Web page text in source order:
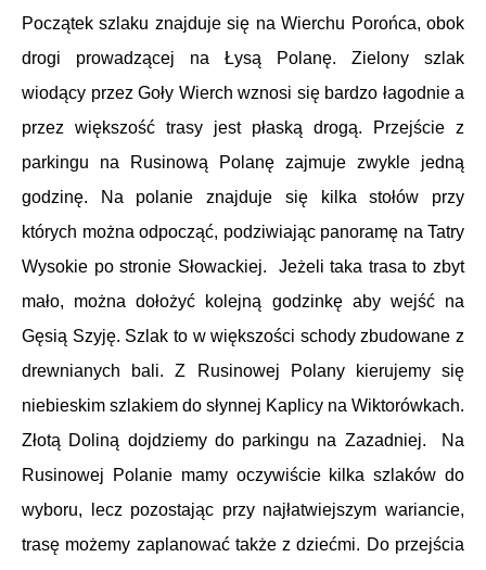
Początek szlaku znajduje się na Wierchu Porońca, obok
drogi prowadzącej na Łysą Polanę. Zielony szlak
wiodący przez Goły Wierch wznosi się bardzo łagodnie a
przez większość trasy jest płaską drogą. Przejście z
parkingu na Rusinową Polanę zajmuje zwykle jedną
godzinę. Na polanie znajduje się kilka stołów przy
których można odpocząć, podziwiając panoramę na Tatry
Wysokie po stronie Słowackiej. Jeżeli taka trasa to zbyt
mało, można dołożyć kolejną godzinkę aby wejść na
Gęsią Szyję. Szlak to w większości schody zbudowane z
drewnianych bali. Z Rusinowej Polany kierujemy się
niebieskim szlakiem do słynnej Kaplicy na Wiktorówkach.
Złotą Doliną dojdziemy do parkingu na Zazadniej. Na
Rusinowej Polanie mamy oczywiście kilka szlaków do
wyboru, lecz pozostając przy najłatwiejszym wariancie,
trasę możemy zaplanować także z dziećmi. Do przejścia